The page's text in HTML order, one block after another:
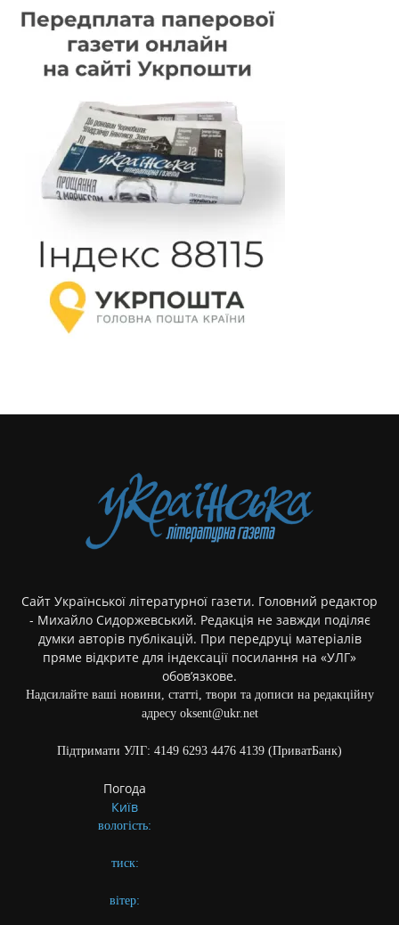
Сайт Української літературної газети. Головний редактор
- Михайло Сидоржевський. Редакція не завжди поділяє
думки авторів публікацій. При передруці матеріалів
пряме відкрите для індексації посилання на «УЛГ»
обов’язкове.
Надсилайте ваші новини, статті, твори та дописи на редакційну
адресу oksent@ukr.net
Підтримати УЛГ: 4149 6293 4476 4139 (ПриватБанк)
Погода
Київ
вологість:
тиск:
вітер: